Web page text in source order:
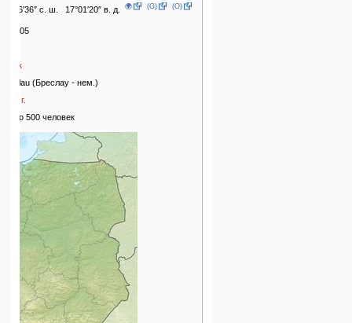
51°06′36″ с. ш. 17°01′20″ в. д. 🌍 (G) (O)
633105
X век
Breslau (Бреслау - нем.)
1153 г.
около 500 человек